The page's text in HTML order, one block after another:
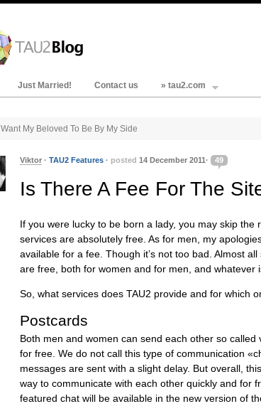
Just Married! Contact us » tau2.com
I Want My Beloved To Be By My Side
Viktor · TAU2 Features · posted 14 December 2011· 49
Is There A Fee For The
If you were lucky to be born a lady, you may skip the
services are absolutely free. As for men, my
available for a fee. Though it’s not too bad. Almost
are free, both for women and for men, and whatever
So, what services does TAU2 provide and for which
Postcards
Both men and women can send each other so called
for free. We do not call this type of communication
messages are sent with a slight delay. But overall,
way to communicate with each other quickly and for
featured chat will be available in the new version of